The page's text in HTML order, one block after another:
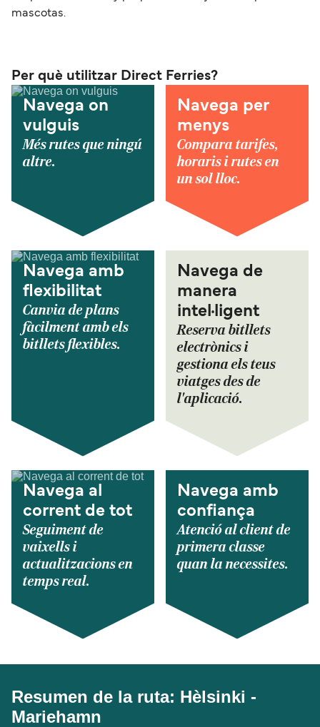
mascotas.
Per què utilitzar Direct Ferries?
Navega on
vulguis
Més rutes que ningú
altre.
Navega per
menys
Compara tarifes,
horaris i rutes en
un sol lloc.
Navega amb
flexibilitat
Canvia de plans
fàcilment amb els
bitllets flexibles.
Navega de
manera
intel·ligent
Reserva bitllets
electrònics i
gestiona els teus
viatges des de
l'aplicació.
Navega al
corrent de tot
Seguiment de
vaixells i
actualitzacions en
temps real.
Navega amb
confiança
Atenció al client de
primera classe
quan la necessites.
Resumen de la ruta: Hèlsinki -
Mariehamn